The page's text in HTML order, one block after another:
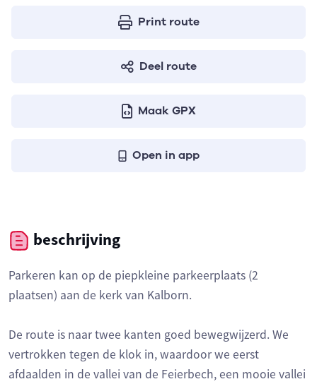
Print route
Deel route
Maak GPX
Open in app
beschrijving
Parkeren kan op de piepkleine parkeerplaats (2
plaatsen) aan de kerk van Kalborn.
De route is naar twee kanten goed bewegwijzerd. We
vertrokken tegen de klok in, waardoor we eerst
afdaalden in de vallei van de Feierbech, een mooie vallei